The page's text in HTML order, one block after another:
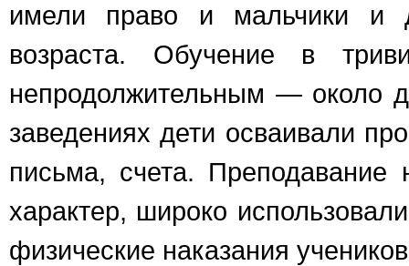
имели право и мальчики и
возраста. Обучение в
непродолжительным — около
заведениях дети осваивали
письма, счета. Преподавание
характер, широко
физические наказания